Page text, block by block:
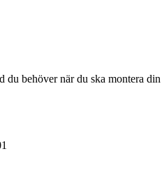
du behöver när du ska montera din